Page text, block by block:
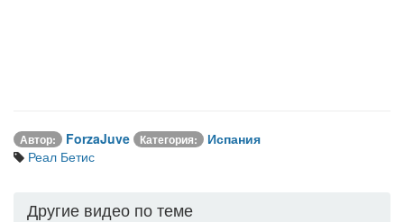
Автор: ForzaJuve Категория:
Испания
Реал Бетис
Другие видео по теме